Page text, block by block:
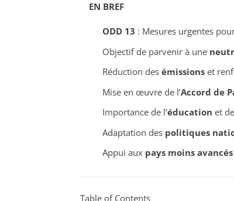
EN BREF
ODD 13 : Mesures urgentes
Objectif de parvenir à une
Réduction des émissionset
Mise en œuvre de l’Accord de
Importance de l’éducation et
Adaptation des politiques
Appui aux pays moins avancés
Table of Contents